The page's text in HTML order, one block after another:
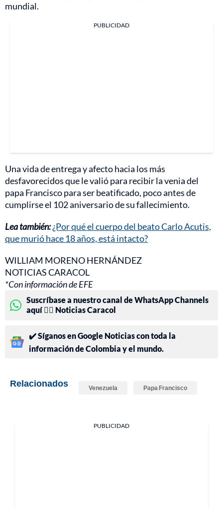
mundial.
PUBLICIDAD
Una vida de entrega y afecto hacia los más
desfavorecidos que le valió para recibir la venia del
papa Francisco para ser beatificado, poco antes de
cumplirse el 102 aniversario de su fallecimiento.
Lea también:¿Por qué el cuerpo del beato Carlo Acutis,
que murió hace 18 años, está intacto?
WILLIAM MORENO HERNÁNDEZ
NOTICIAS CARACOL
*Con información de EFE
Suscríbase a nuestro canal de WhatsApp Channels
aquí 👉🏻 Noticias Caracol
✔️ Síganos en Google Noticias con toda la
información de Colombia y el mundo.
Relacionados Venezuela Papa Francisco
PUBLICIDAD